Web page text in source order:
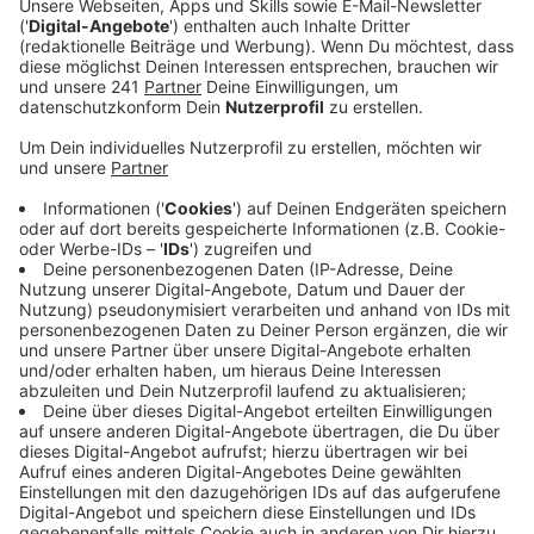
Veröffentlicht:Montag, 05.12.2022 00:15
Anzeige
Comedy
Drei Ecken, Ein Elfer - Der WM-Chat:
"Plätzchenbacken"